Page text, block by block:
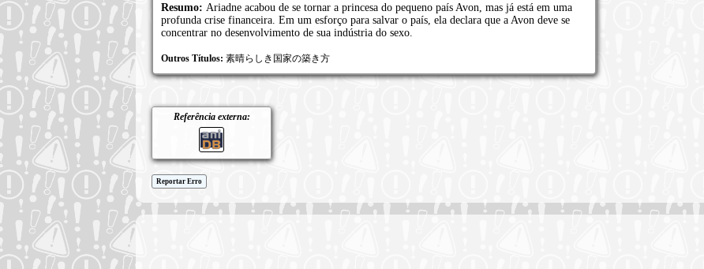
Resumo: Ariadne acabou de se tornar a princesa do pequeno país Avon, mas já está em uma
profunda crise financeira. Em um esforço para salvar o país, ela declara que a Avon deve se
concentrar no desenvolvimento de sua indústria do sexo.
Outros Títulos: 素晴らしき国家の築き方
Referência externa:
Reportar Erro